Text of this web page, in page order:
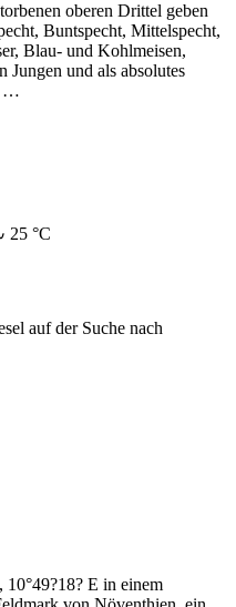
oberen Drittel geben
Buntspecht, Mittelspecht,
Blau- und Kohlmeisen,
Jungen und als absolutes
…
25 °C
auf der Suche nach
E in einem